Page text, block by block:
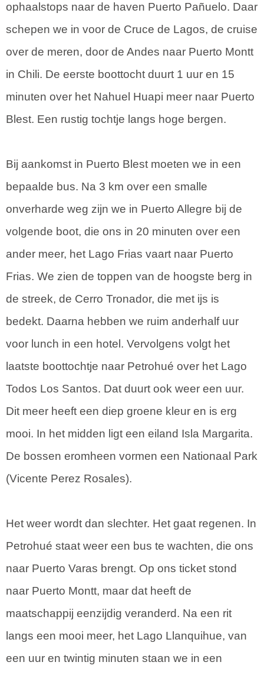
ophaalstops naar de haven Puerto Pañuelo. Daar
schepen we in voor de Cruce de Lagos, de cruise
over de meren, door de Andes naar Puerto Montt
in Chili. De eerste boottocht duurt 1 uur en 15
minuten over het Nahuel Huapi meer naar Puerto
Blest. Een rustig tochtje langs hoge bergen.
Bij aankomst in Puerto Blest moeten we in een
bepaalde bus. Na 3 km over een smalle
onverharde weg zijn we in Puerto Allegre bij de
volgende boot, die ons in 20 minuten over een
ander meer, het Lago Frias vaart naar Puerto
Frias. We zien de toppen van de hoogste berg in
de streek, de Cerro Tronador, die met ijs is
bedekt. Daarna hebben we ruim anderhalf uur
voor lunch in een hotel. Vervolgens volgt het
laatste boottochtje naar Petrohué over het Lago
Todos Los Santos. Dat duurt ook weer een uur.
Dit meer heeft een diep groene kleur en is erg
mooi. In het midden ligt een eiland Isla Margarita.
De bossen eromheen vormen een Nationaal Park
(Vicente Perez Rosales).
Het weer wordt dan slechter. Het gaat regenen. In
Petrohué staat weer een bus te wachten, die ons
naar Puerto Varas brengt. Op ons ticket stond
naar Puerto Montt, maar dat heeft de
maatschappij eenzijdig veranderd. Na een rit
langs een mooi meer, het Lago Llanquihue, van
een uur en twintig minuten staan we in een